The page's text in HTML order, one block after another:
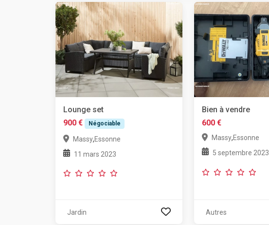
Lounge set
900 €
Négociable
Massy,Essonne
11 mars 2023
Jardin
Bien à vendre
600 €
Massy,Essonne
5 septembre 2023
Autres